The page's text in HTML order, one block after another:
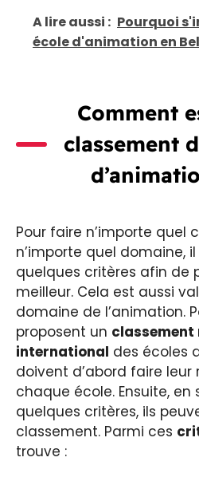
A lire aussi : Pourquoi
école d'animation en
Comment
classement
Pour faire n’importe quel
n’importe quel domaine,
quelques critères afin de
meilleur. Cela est aussi
domaine de l’animation.
proposent un
international des écoles
doivent d’abord faire leur
chaque école. Ensuite, en
quelques critères, ils
classement. Parmi ces
trouve :